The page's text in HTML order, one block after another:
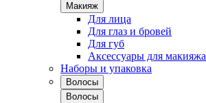
Макияж
Для лица
Для глаз и бровей
Для губ
Аксессуары для макияжа
Наборы и упаковка
Волосы
Волосы